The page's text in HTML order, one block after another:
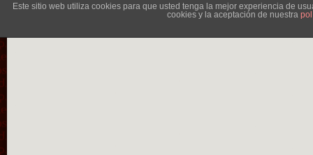
Este sitio web utiliza cookies para que usted tenga la mejor experiencia de
cookies y la aceptación de nuestra